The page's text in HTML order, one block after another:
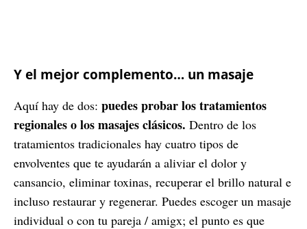
Y el mejor complemento… un masaje
Aquí hay de dos: puedes probar los tratamientos
regionales o los masajes clásicos. Dentro de los
tratamientos tradicionales hay cuatro tipos de
envolventes que te ayudarán a aliviar el dolor y
cansancio, eliminar toxinas, recuperar el brillo natural e
incluso restaurar y regenerar. Puedes escoger un masaje
individual o con tu pareja / amigx; el punto es que